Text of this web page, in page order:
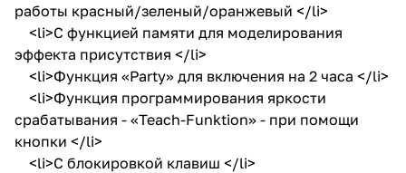
работы красный/зеленый/оранжевый </li>
<li>С функцией памяти для моделирования
эффекта присутствия </li>
<li>Функция «Party» для включения на 2 часа </li>
<li>Функция программирования яркости
срабатывания - «Teach-Funktion» - при помощи
кнопки </li>
<li>С блокировкой клавиш </li>